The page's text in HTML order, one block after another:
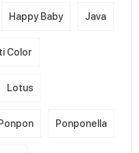
Happy Baby Java
Color
Lotus
Ponponella